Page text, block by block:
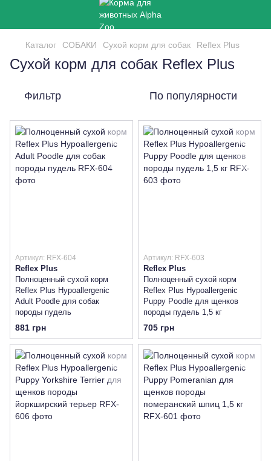
Каталог СОБАКИ Сухой корм для собак Reflex Plus
Сухой корм для собак Reflex Plus
Фильтр По популярности
Артикул: RFX-604
Reflex Plus
Полноценный сухой корм
Reflex Plus Hypoallergenic
Adult Poodle для собак
породы пудель
881 грн
Артикул: RFX-603
Reflex Plus
Полноценный сухой корм
Reflex Plus Hypoallergenic
Puppy Poodle для щенков
породы пудель 1,5 кг
705 грн